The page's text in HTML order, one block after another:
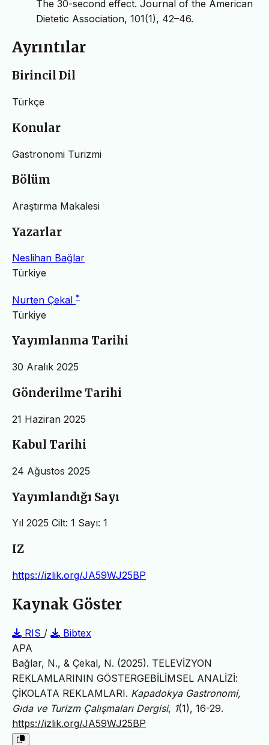
The 30-second effect. Journal of the American
Dietetic Association, 101(1), 42–46.
Ayrıntılar
Birincil Dil
Türkçe
Konular
Gastronomi Turizmi
Bölüm
Araştırma Makalesi
Yazarlar
Neslihan Bağlar
Türkiye
Nurten Çekal *
Türkiye
Yayımlanma Tarihi
30 Aralık 2025
Gönderilme Tarihi
21 Haziran 2025
Kabul Tarihi
24 Ağustos 2025
Yayımlandığı Sayı
Yıl 2025 Cilt: 1 Sayı: 1
IZ
https://izlik.org/JA59WJ25BP
Kaynak Göster
RIS /
Bibtex
APA
Bağlar, N., & Çekal, N. (2025). TELEVİZYON
REKLAMLARININ GÖSTERGEBİLİMSEL ANALİZİ:
ÇİKOLATA REKLAMLARI. Kapadokya Gastronomi,
Gıda ve Turizm Çalışmaları Dergisi, 1(1), 16-29.
https://izlik.org/JA59WJ25BP